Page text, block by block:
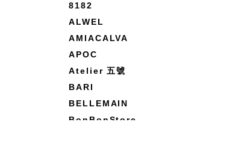
8182
ALWEL
AMIACALVA
APOC
Atelier 五號
BARI
BELLEMAIN
BonBonStore